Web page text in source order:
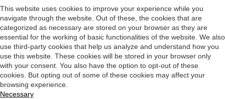
This website uses cookies to improve your experience while you
navigate through the website. Out of these, the cookies that are
categorized as necessary are stored on your browser as they are
essential for the working of basic functionalities of the website. We also
use third-party cookies that help us analyze and understand how you
use this website. These cookies will be stored in your browser only
with your consent. You also have the option to opt-out of these
cookies. But opting out of some of these cookies may affect your
browsing experience.
Necessary